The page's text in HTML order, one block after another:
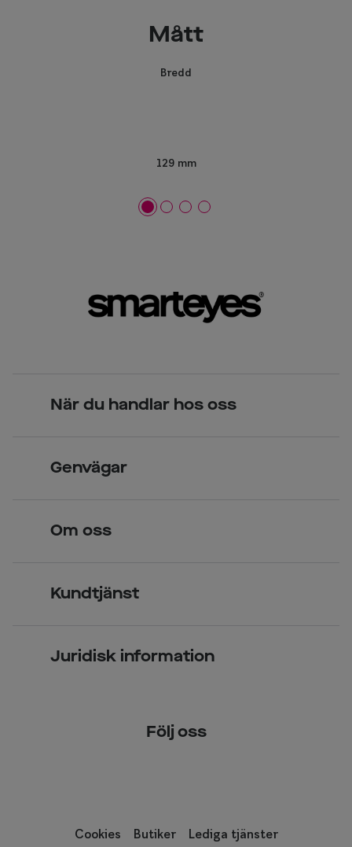
Mått
Bredd
129 mm
När du handlar hos oss
Över 70 butiker
Genvägar
Kontaktlinser
Om oss
Kundtjänst
Juridisk information
Följ oss
Cookies Butiker Lediga tjänster